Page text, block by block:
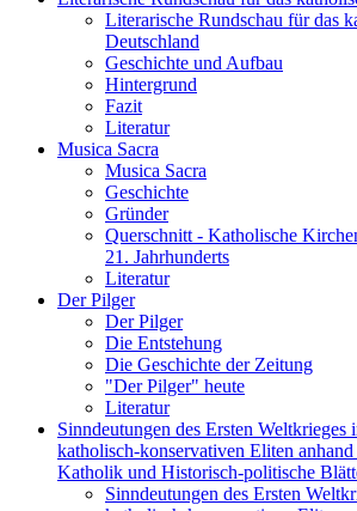
Literarische Rundschau für das
Deutschland
Geschichte und Aufbau
Hintergrund
Fazit
Literatur
Musica Sacra
Musica Sacra
Geschichte
Gründer
Querschnitt - Katholische
21. Jahrhunderts
Literatur
Der Pilger
Der Pilger
Die Entstehung
Die Geschichte der Zeitung
"Der Pilger" heute
Literatur
Sinndeutungen des Ersten
katholisch-konservativen Eliten
Katholik und Historisch-politische
Sinndeutungen des Ersten